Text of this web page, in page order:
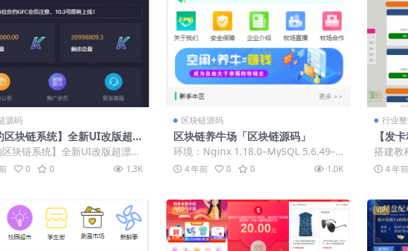
源码
区块链系统】全新UI改版超
块链合约交易平台多币矿机系
块链系统】全新UI改版超漂亮
约交易平台多币矿机系统源码
... 0 0 1.3K
区块链源码
区块链养牛场「区块链源码」
环境：Nginx 1.18.0–MySQL 5.6.49–P
HP-5.4 1.创...
4 年前 0 0 1.0K
行业
【发
站/三
搭建教
设置运
4 年前
VIP VIP